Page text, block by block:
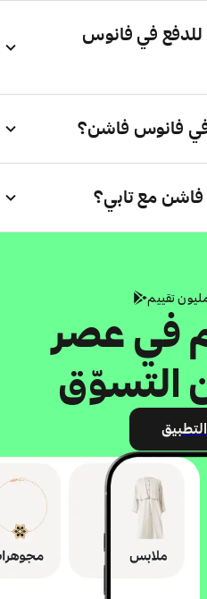
في فانوس
فانوس فاشن؟
فاشن مع تابي؟
في عصر
التسوّق